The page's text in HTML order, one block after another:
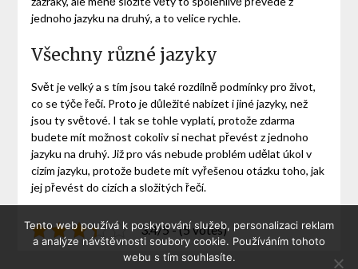
jednoho jazyku na druhý, a to velice rychle.
Všechny různé jazyky
Svět je velký a s tím jsou také rozdílně podmínky pro život,
co se týče řečí. Proto je důležité nabízet i jiné jazyky, než
jsou ty světové. I tak se tohle vyplatí, protože zdarma
budete mít možnost cokoliv si nechat převést z jednoho
jazyku na druhý. Již pro vás nebude problém udělat úkol v
cizím jazyku, protože budete mít vyřešenou otázku toho, jak
jej převést do cizích a složitých řečí.
3.4/5 - (5 votes)
Tento web používá k poskytování služeb, personalizaci reklam
a analýze návštěvnosti soubory cookie. Používáním tohoto
webu s tím souhlasíte.